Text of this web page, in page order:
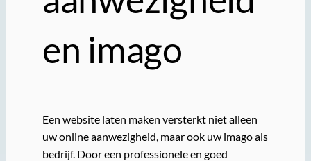
en imago
Een website laten maken versterkt niet alleen
uw online aanwezigheid, maar ook uw imago als
bedrijf. Door een professionele en goed